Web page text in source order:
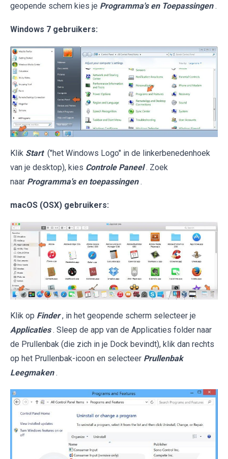
geopende schem kies je Programma's en Toepassingen .
Windows 7 gebruikers:
Klik Start ("het Windows Logo" in de linkerbenedenhoek
van je desktop), kies Controle Paneel . Zoek
naar Programma's en toepassingen .
macOS (OSX) gebruikers:
Klik op Finder , in het geopende scherm selecteer je
Applicaties . Sleep de app van de Applicaties folder naar
de Prullenbak (die zich in je Dock bevindt), klik dan rechts
op het Prullenbak-icoon en selecteer Prullenbak
Leegmaken .